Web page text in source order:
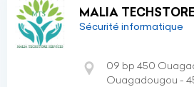
MALIA
Sécurité informatique
09 bp 450
Ouagadougou -